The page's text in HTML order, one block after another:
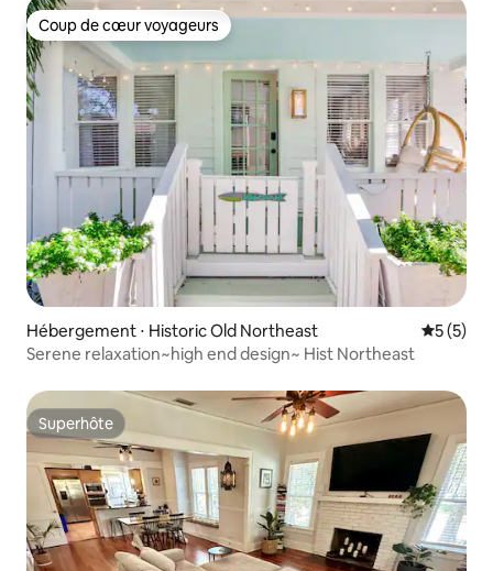
Coup de cœur voyageurs
Coup de cœur voyageurs
Hébergement ⋅ Historic Old Northeast
5 (5)
Serene relaxation~high end design~ Hist Northeast
Superhôte
Superhôte